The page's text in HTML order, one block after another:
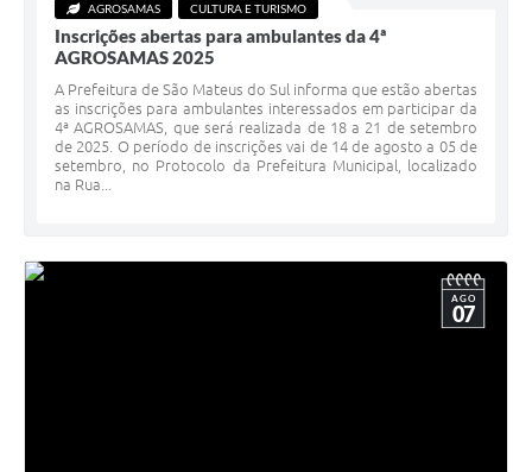
AGROSAMAS CULTURA E TURISMO
Inscrições abertas para ambulantes da 4ª
AGROSAMAS 2025
A Prefeitura de São Mateus do Sul informa que estão abertas
as inscrições para ambulantes interessados em participar da
4ª AGROSAMAS, que será realizada de 18 a 21 de setembro
de 2025. O período de inscrições vai de 14 de agosto a 05 de
setembro, no Protocolo da Prefeitura Municipal, localizado
na Rua...
AGO
07